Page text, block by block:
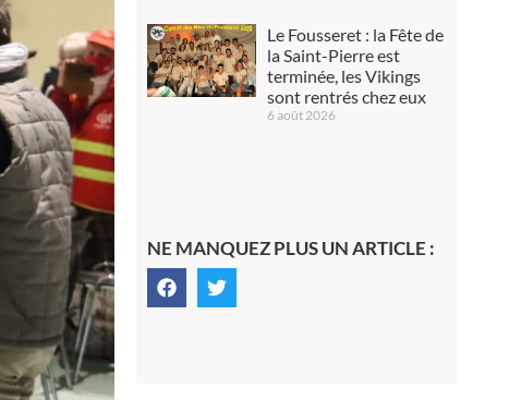
Le Fousseret : la Fête de
la Saint-Pierre est
terminée, les Vikings
sont rentrés chez eux
6 août 2026
NE MANQUEZ PLUS UN ARTICLE :